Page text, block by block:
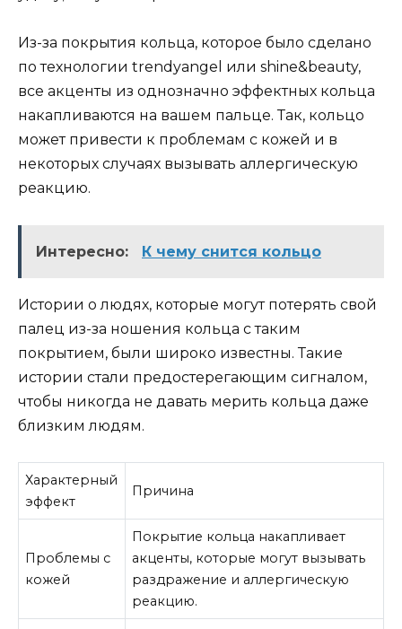
Из-за покрытия кольца, которое было сделано
по технологии trendyangel или shine&beauty,
все акценты из однозначно эффектных кольца
накапливаются на вашем пальце. Так, кольцо
может привести к проблемам с кожей и в
некоторых случаях вызывать аллергическую
реакцию.
Интересно: К чему снится кольцо
Истории о людях, которые могут потерять свой
палец из-за ношения кольца с таким
покрытием, были широко известны. Такие
истории стали предостерегающим сигналом,
чтобы никогда не давать мерить кольца даже
близким людям.
Характерный
эффект
Причина
Проблемы с
кожей
Покрытие кольца накапливает
акценты, которые могут вызывать
раздражение и аллергическую
реакцию.